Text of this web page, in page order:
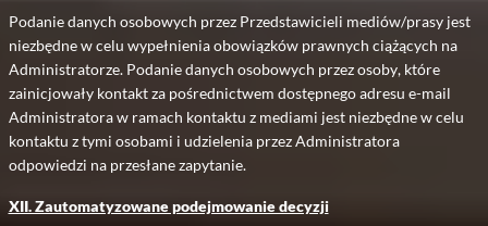
Podanie danych osobowych przez Przedstawicieli mediów/prasy jest
niezbędne w celu wypełnienia obowiązków prawnych ciążących na
Administratorze. Podanie danych osobowych przez osoby, które
zainicjowały kontakt za pośrednictwem dostępnego adresu e-mail
Administratora w ramach kontaktu z mediami jest niezbędne w celu
kontaktu z tymi osobami i udzielenia przez Administratora
odpowiedzi na przesłane zapytanie.
XII. Zautomatyzowane podejmowanie decyzji